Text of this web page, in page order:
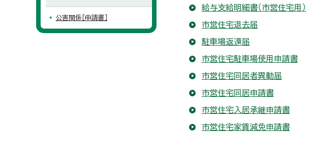
給与支給明細書（市営住宅用）
市営住宅退去届
駐車場返還届
市営住宅駐車場使用申請書
市営住宅同居者異動届
市営住宅同居申請書
市営住宅入居承継申請書
市営住宅家賃減免申請書
公害関係［申請書］